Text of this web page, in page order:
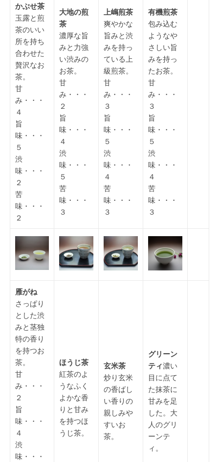
かぶせ茶
玉露と煎
茶のいい
所を持ち
合わせた
贅沢なお
茶。
甘
み・・・
４
旨
味・・・
５
渋
味・・・
２
苦
味・・・
２
大地の煎
茶
濃厚な旨
みと力強
い渋みの
お茶。
甘
み・・・
２
旨
味・・・
４
渋
味・・・
５
苦
味・・・
３
上嶋煎茶
爽やかな
旨みと渋
みを持っ
ている上
級煎茶。
甘
み・・・
３
旨
味・・・
５
渋
味・・・
４
苦
味・・・
３
有機煎茶
包み込む
ようなや
さしい旨
みを持っ
たお茶。
甘
み・・・
３
旨
味・・・
５
渋
味・・・
４
苦
味・・・
３
雁がね
さっぱり
とした渋
みと茎独
特の香り
を持つお
茶。
甘
み・・・
２
旨
味・・・
４
渋
味・・・
ほうじ茶
紅茶のよ
うなふく
よかな香
りと甘み
を持つほ
うじ茶。
玄米茶
炒り玄米
の香ばし
い香りの
親しみや
すいお
茶。
グリーン
ティ濃い
目に点て
た抹茶に
甘みを足
した。大
人のグリ
ーンテ
ィ。